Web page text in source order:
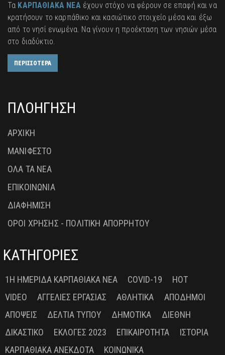
Τα ΚΑΡΠΑΘΙΑΚΑ ΝΕΑέχουν στόχο να φέρουν σε επαφή και να
κρατήσουν το καρπάθικο και κασιώτικο στοιχείο μέσα και έξω
από το νησί ενωμένα. Να γίνουν η προέκταση των νησιών μέσα
στο διαδύκτιο.
ΠΕΡΙΣΣΟΤΕΡΑ
ΠΛΟΗΓΗΣΗ
ΑΡΧΙΚΗ
ΜΑΝΙΦΕΣΤΟ
ΟΛΑ ΤΑ ΝΕΑ
ΕΠΙΚΟΙΝΩΝΙΑ
ΔΙΑΦΗΜΙΣΗ
ΟΡΟΙ ΧΡΗΣΗΣ - ΠΟΛΙΤΙΚΗ ΑΠΟΡΡΗΤΟΥ
ΚΑΤΗΓΟΡΙΕΣ
1Η ΗΜΕΡΊΔΑ ΚΑΡΠΑΘΙΑΚΆ ΝΈΑ COVID-19
HOT
VIDEO
ΑΓΓΕΛΊΕΣ ΕΡΓΑΣΊΑΣ ΑΘΛΗΤΙΚΆ
ΑΠΌΔΗΜΟΙ
ΑΠΌΨΕΙΣ
ΔΕΛΤΊΑ ΤΎΠΟΥ ΔΗΜΟΤΙΚΆ
ΔΙΕΘΝΉ
ΔΙΚΑΣΤΙΚΌ
ΕΚΛΟΓΈΣ 2023 ΕΠΙΚΑΙΡΌΤΗΤΑ
ΙΣΤΟΡΊΑ
ΚΑΡΠΑΘΙΑΚΆ ΑΝΈΚΔΟΤΑ
ΚΟΙΝΩΝΙΚΆ